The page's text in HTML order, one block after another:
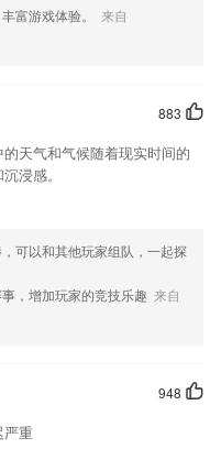
富游戏体验。
来自
883
天气和气候随着现实时间的
浸感。
可以和其他玩家组队，一起探
，增加玩家的竞技乐趣 来自
948
重